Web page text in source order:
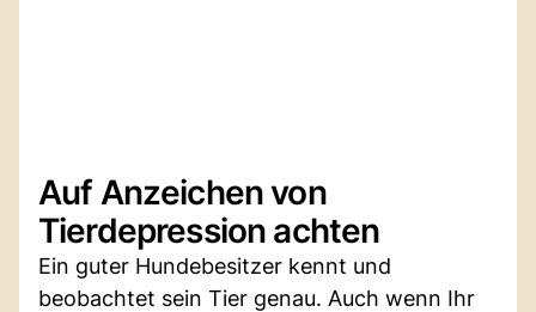
Auf Anzeichen von
Tierdepression achten
Ein guter Hundebesitzer kennt und
beobachtet sein Tier genau. Auch wenn Ihr